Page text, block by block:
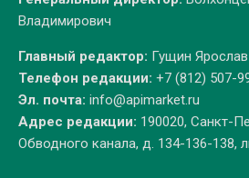
Владимирович
Главный редактор: Гущин
Телефон редакции: +7 (812) 507-
Эл. почта: info@apimarket.ru
Адрес редакции: 190020, Санкт-
Обводного канала, д. 134-136-138,